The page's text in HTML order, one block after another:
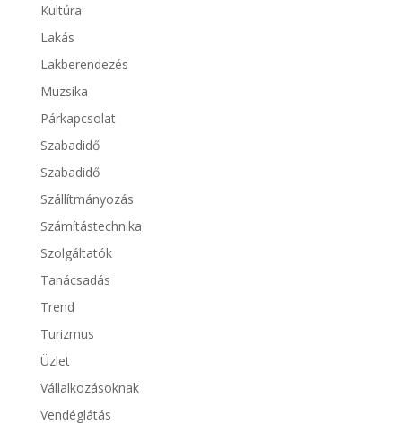
Kultúra
Lakás
Lakberendezés
Muzsika
Párkapcsolat
Szabadidő
Szabadidő
Szállítmányozás
Számítástechnika
Szolgáltatók
Tanácsadás
Trend
Turizmus
Üzlet
Vállalkozásoknak
Vendéglátás